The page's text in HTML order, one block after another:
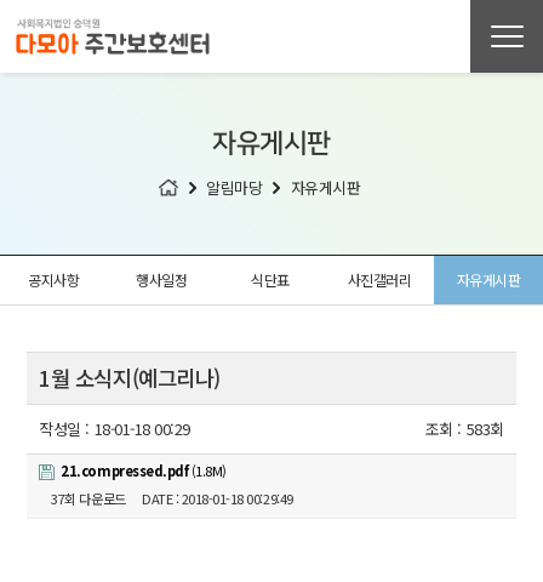
자유게시판
알림마당 자유게시판
공지사항 행사일정 식단표 사진갤러리 자유게시판
1월 소식지(예그리나)
작성일 : 18-01-18 00:29 조회 : 583회
21.compressed.pdf(1.8M)
37회 다운로드
DATE : 2018-01-18 00:29:49